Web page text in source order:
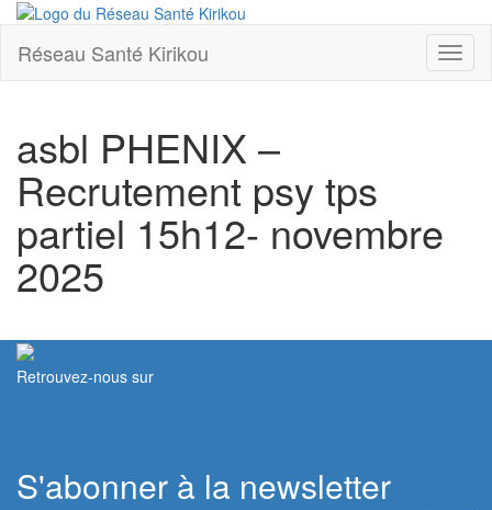
Réseau Santé Kirikou
asbl PHENIX –
Recrutement psy tps
partiel 15h12- novembre
2025
Retrouvez-nous sur
S'abonner à la newsletter